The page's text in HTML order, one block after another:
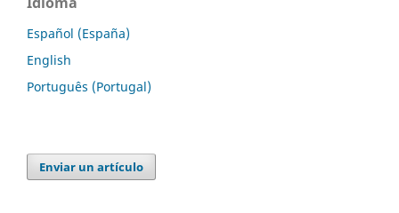
Español (España)
English
Português (Portugal)
Enviar un artículo